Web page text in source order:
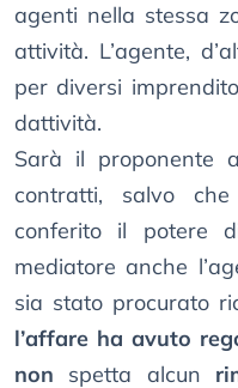
agenti nella stessa
attività. L’agente,
per diversi
dattività.
Sarà il proponente
contratti, salvo
conferito il potere
mediatore anche
sia stato procurato
l’affare ha avuto
non spetta alcun